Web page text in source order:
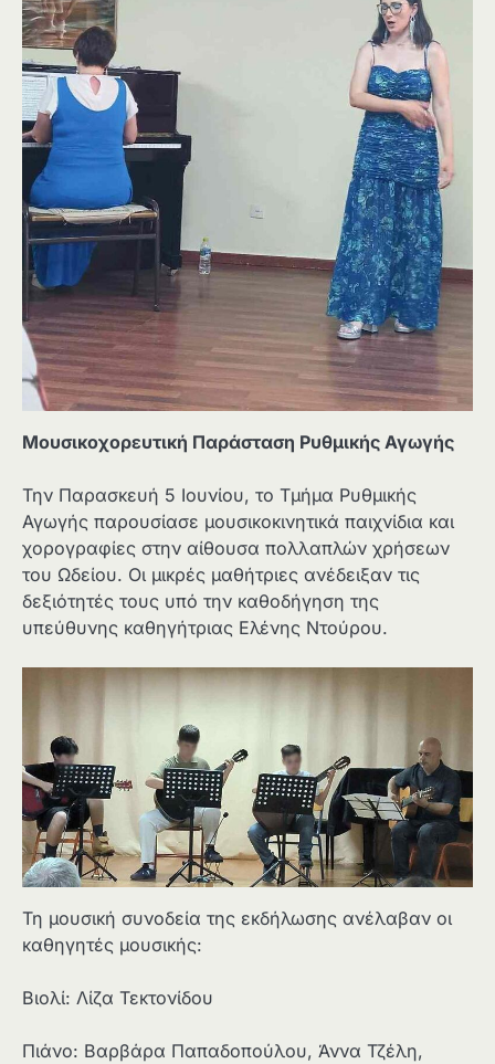
Μουσικοχορευτική Παράσταση Ρυθμικής Αγωγής
Την Παρασκευή 5 Ιουνίου, το Τμήμα Ρυθμικής
Αγωγής παρουσίασε μουσικοκινητικά παιχνίδια και
χορογραφίες στην αίθουσα πολλαπλών χρήσεων
του Ωδείου. Οι μικρές μαθήτριες ανέδειξαν τις
δεξιότητές τους υπό την καθοδήγηση της
υπεύθυνης καθηγήτριας Ελένης Ντούρου.
Τη μουσική συνοδεία της εκδήλωσης ανέλαβαν οι
καθηγητές μουσικής:
Βιολί: Λίζα Τεκτονίδου
Πιάνο: Βαρβάρα Παπαδοπούλου, Άννα Τζέλη,